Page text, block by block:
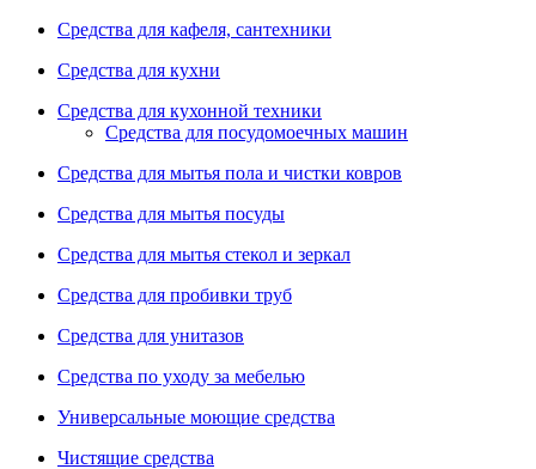
Средства для кафеля, сантехники
Средства для кухни
Средства для кухонной техники
Средства для посудомоечных машин
Средства для мытья пола и чистки ковров
Средства для мытья посуды
Средства для мытья стекол и зеркал
Средства для пробивки труб
Средства для унитазов
Средства по уходу за мебелью
Универсальные моющие средства
Чистящие средства